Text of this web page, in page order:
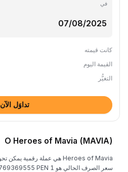
في
كانت قيمته
القيمة اليوم
التغيُّر
تداوَل الآن
O Heroes of Mavia (MAVIA)
سعر الصرف الحالي هو 1 MAVIA = S/.9.792823769369555 PEN.